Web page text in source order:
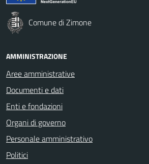
Comune di Zimone
AMMINISTRAZIONE
Aree amministrative
Documenti e dati
Enti e fondazioni
Organi di governo
Personale amministrativo
Politici